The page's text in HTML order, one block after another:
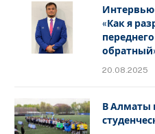
«Как я
20.08.2025
В Алматы